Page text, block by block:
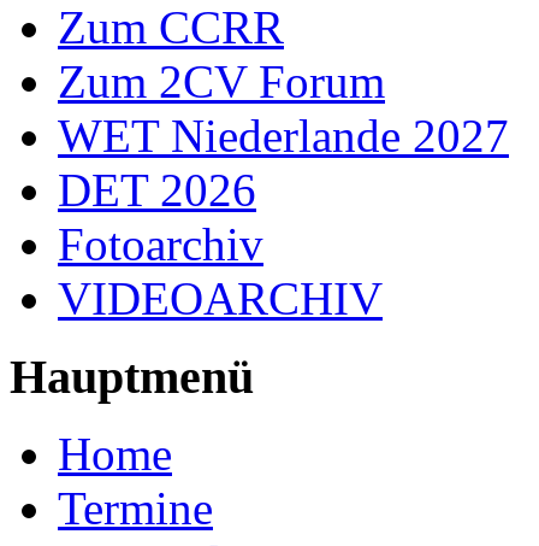
Zum CCRR
Zum 2CV Forum
WET Niederlande 2027
DET 2026
Fotoarchiv
VIDEOARCHIV
Hauptmenü
Home
Termine